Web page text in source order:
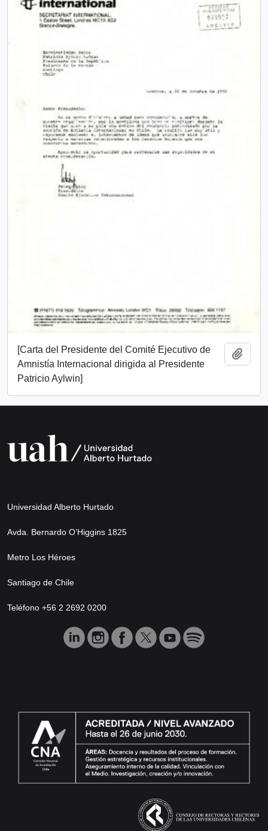
[Carta del Presidente del Comité Ejecutivo de
Amnistía Internacional dirigida al Presidente
Patricio Aylwin]
Universidad Alberto Hurtado
Avda. Bernardo O’Higgins 1825
Metro Los Héroes
Santiago de Chile
Teléfono +56 2 2692 0200